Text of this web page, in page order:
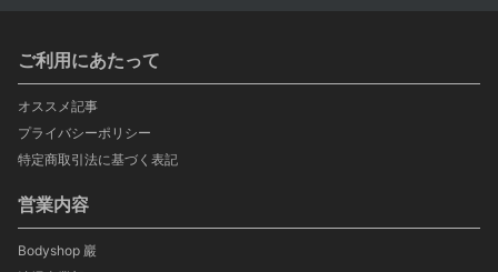
ご利用にあたって
オススメ記事
プライバシーポリシー
特定商取引法に基づく表記
営業内容
Bodyshop 巖